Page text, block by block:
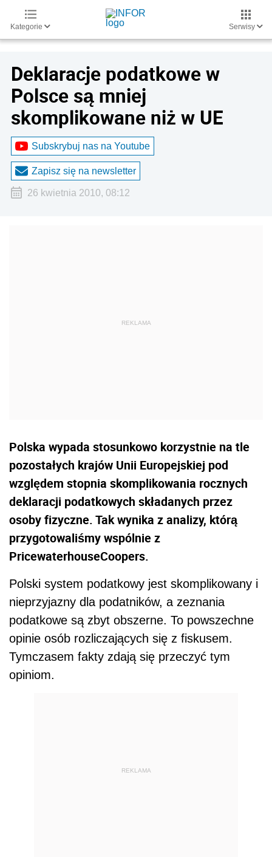
Kategorie Serwisy
Deklaracje podatkowe w
Polsce są mniej
skomplikowane niż w UE
Subskrybuj nas na Youtube
Zapisz się na newsletter
26 kwietnia 2010, 08:12
Polska wypada stosunkowo korzystnie na tle
pozostałych krajów Unii Europejskiej pod
względem stopnia skomplikowania rocznych
deklaracji podatkowych składanych przez
osoby fizyczne. Tak wynika z analizy, którą
przygotowaliśmy wspólnie z
PricewaterhouseCoopers.
Polski system podatkowy jest skomplikowany i
nieprzyjazny dla podatników, a zeznania
podatkowe są zbyt obszerne. To powszechne
opinie osób rozliczających się z fiskusem.
Tymczasem fakty zdają się przeczyć tym
opiniom.
REKLAMA